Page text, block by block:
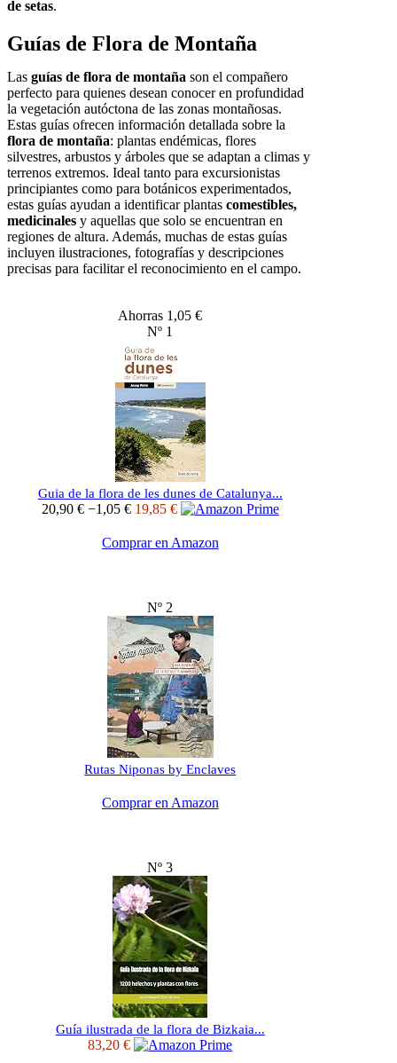
de setas.
Guías de Flora de Montaña
Las guías de flora de montaña son el compañero
perfecto para quienes desean conocer en profundidad
la vegetación autóctona de las zonas montañosas.
Estas guías ofrecen información detallada sobre la
flora de montaña: plantas endémicas, flores
silvestres, arbustos y árboles que se adaptan a climas y
terrenos extremos. Ideal tanto para excursionistas
principiantes como para botánicos experimentados,
estas guías ayudan a identificar plantas comestibles,
medicinales y aquellas que solo se encuentran en
regiones de altura. Además, muchas de estas guías
incluyen ilustraciones, fotografías y descripciones
precisas para facilitar el reconocimiento en el campo.
Ahorras 1,05 €
Nº 1
Guia de la flora de les dunes de Catalunya...
20,90 € −1,05 € 19,85 €
Comprar en Amazon
Nº 2
Rutas Niponas by Enclaves
Comprar en Amazon
Nº 3
Guía ilustrada de la flora de Bizkaia...
83,20 €